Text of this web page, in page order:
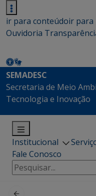
ir para conteúdoir para
Ouvidoria
SEMADESC
Secretaria de Meio
Tecnologia e Inovação
Institucional
Fale Conosco
Pesquisar
por: